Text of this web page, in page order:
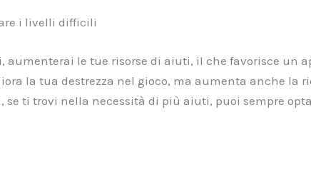
i livelli difficili
aumenterai le tue risorse di aiuti, il che favorisce un
la tua destrezza nel gioco, ma aumenta anche la
se ti trovi nella necessità di più aiuti, puoi sempre